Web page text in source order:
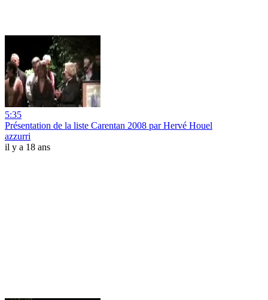
5:35
Présentation de la liste Carentan 2008 par Hervé Houel
azzurri
il y a 18 ans